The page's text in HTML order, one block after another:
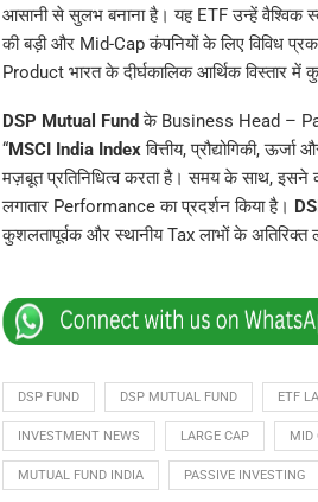
आसानी से सुलभ बनाना है। यह ETF उन्हें वैश्विक
की बड़ी और Mid-Cap कंपनियों के लिए विविध
Product भारत के दीर्घकालिक आर्थिक विस्तार
DSP Mutual Fund के Business Head –
“MSCI India Indexवित्तीय, प्रौद्योगिकी,
मज़बूत प्रतिनिधित्व करता है। समय के साथ,
लगातार Performance का प्रदर्शन किया है।
कुशलतापूर्वक और स्थानीय Tax लाभों के
DSP FUND DSP MUTUAL FUND ETF
INVESTMENT NEWS LARGE CAP MID
MUTUAL FUND INDIA PASSIVE INVESTING